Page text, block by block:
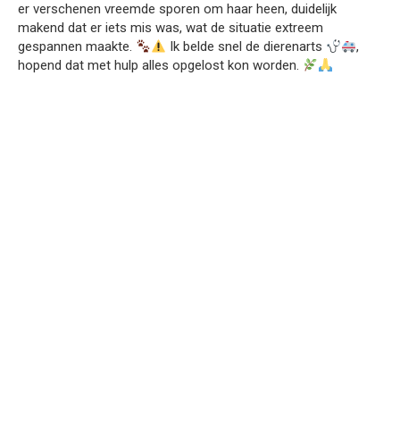
er verschenen vreemde sporen om haar heen, duidelijk
makend dat er iets mis was, wat de situatie extreem
gespannen maakte.
Ik belde snel de dierenarts
,
hopend dat met hulp alles opgelost kon worden.